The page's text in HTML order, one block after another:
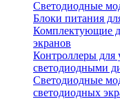
Светодиодные
Блоки питания
Комплектующие
экранов
Контроллеры для
светодиодными
Светодиодные
светодиодных